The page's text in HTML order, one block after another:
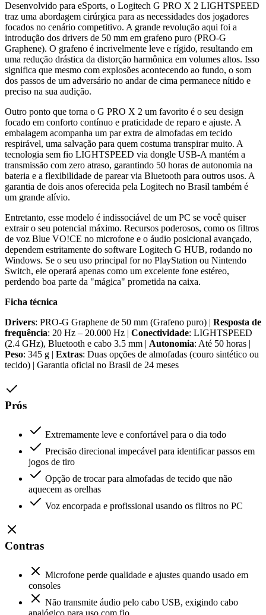
Desenvolvido para eSports, o Logitech G PRO X 2 LIGHTSPEED
traz uma abordagem cirúrgica para as necessidades dos jogadores
focados no cenário competitivo. A grande revolução aqui foi a
introdução dos drivers de 50 mm em grafeno puro (PRO-G
Graphene). O grafeno é incrivelmente leve e rígido, resultando em
uma redução drástica da distorção harmônica em volumes altos. Isso
significa que mesmo com explosões acontecendo ao fundo, o som
dos passos de um adversário no andar de cima permanece nítido e
preciso na sua audição.
Outro ponto que torna o G PRO X 2 um favorito é o seu design
focado em conforto contínuo e praticidade de reparo e ajuste. A
embalagem acompanha um par extra de almofadas em tecido
respirável, uma salvação para quem costuma transpirar muito. A
tecnologia sem fio LIGHTSPEED via dongle USB-A mantém a
transmissão com zero atraso, garantindo 50 horas de autonomia na
bateria e a flexibilidade de parear via Bluetooth para outros usos. A
garantia de dois anos oferecida pela Logitech no Brasil também é
um grande alívio.
Entretanto, esse modelo é indissociável de um PC se você quiser
extrair o seu potencial máximo. Recursos poderosos, como os filtros
de voz Blue VO!CE no microfone e o áudio posicional avançado,
dependem estritamente do software Logitech G HUB, rodando no
Windows. Se o seu uso principal for no PlayStation ou Nintendo
Switch, ele operará apenas como um excelente fone estéreo,
perdendo boa parte da "mágica" prometida na caixa.
Ficha técnica
Drivers: PRO-G Graphene de 50 mm (Grafeno puro) | Resposta de
frequência: 20 Hz – 20.000 Hz | Conectividade: LIGHTSPEED
(2.4 GHz), Bluetooth e cabo 3.5 mm | Autonomia: Até 50 horas |
Peso: 345 g | Extras: Duas opções de almofadas (couro sintético ou
tecido) | Garantia oficial no Brasil de 24 meses
Prós
Extremamente leve e confortável para o dia todo
Precisão direcional impecável para identificar passos em
jogos de tiro
Opção de trocar para almofadas de tecido que não
aquecem as orelhas
Voz encorpada e profissional usando os filtros no PC
Contras
Microfone perde qualidade e ajustes quando usado em
consoles
Não transmite áudio pelo cabo USB, exigindo cabo
analógico para uso com fio